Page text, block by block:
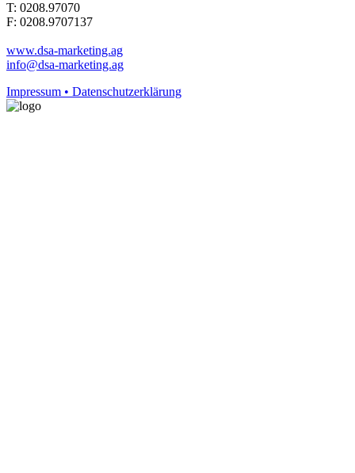
T: 0208.97070
F: 0208.9707137
www.dsa-marketing.ag
info@dsa-marketing.ag
Impressum • Datenschutzerklärung